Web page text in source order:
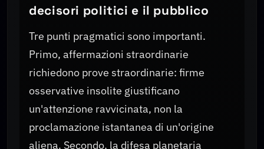
decisori politici e il pubblico
Tre punti pragmatici sono importanti.
Primo, affermazioni straordinarie
richiedono prove straordinarie: firme
osservative insolite giustificano
un'attenzione ravvicinata, non la
proclamazione istantanea di un'origine
aliena. Secondo, la difesa planetaria